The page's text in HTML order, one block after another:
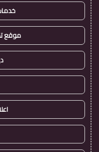
خدمات
موقع